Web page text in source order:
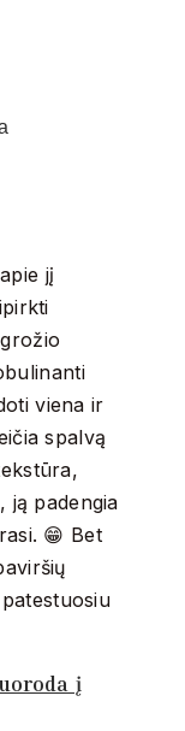
jį
viena ir
spalvą
ją padengia
😁 Bet
į